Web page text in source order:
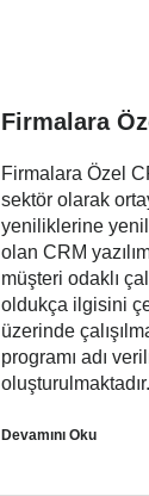
Firmalara
Firmalara Özel
sektör olarak
yeniliklerine
olan CRM
müşteri odaklı
oldukça ilgisini
üzerinde
programı adı
Devamını Oku